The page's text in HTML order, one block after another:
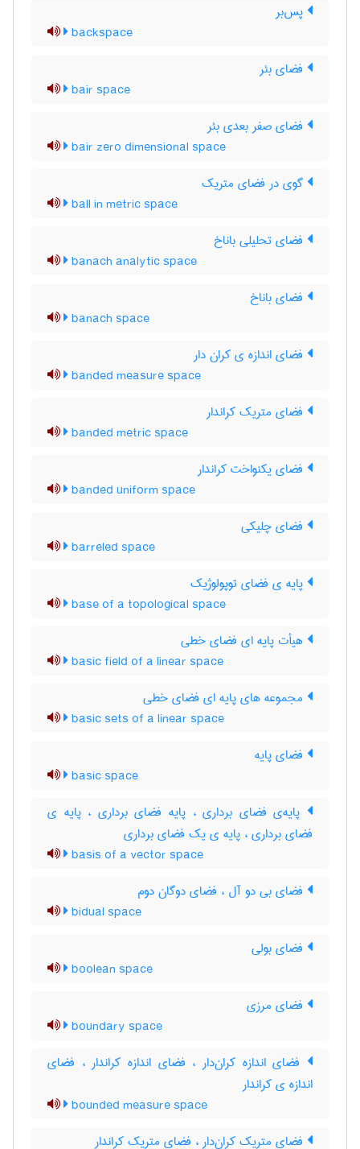
پس‌بر
backspace
فضای بئر
bair space
فضای صفر بعدی بئر
bair zero dimensional space
گوی در فضای متریک
ball in metric space
فضای تحلیلی باناخ
banach analytic space
فضای باناخ
banach space
فضای اندازه ی کران دار
banded measure space
فضای متریک کراندار
banded metric space
فضای یکنواخت کراندار
banded uniform space
فضای چلیکی
barreled space
پایه ی فضای توپولوژیک
base of a topological space
هیأت پایه ای فضای خطی
basic field of a linear space
مجموعه های پایه ای فضای خطی
basic sets of a linear space
فضای پایه
basic space
پایه‌ی فضای برداری ، پایه فضای برداری ، پایه ی
فضای برداری ، پایه ی یک فضای برداری
basis of a vector space
فضای بی دو آل ، فضای دوگان دوم
bidual space
فضای بولی
boolean space
فضای مرزی
boundary space
فضای اندازه کران‌دار ، فضای اندازه کراندار ، فضای
اندازه ی کراندار
bounded measure space
فضای متریک کران‌دار ، فضای متریک کراندار